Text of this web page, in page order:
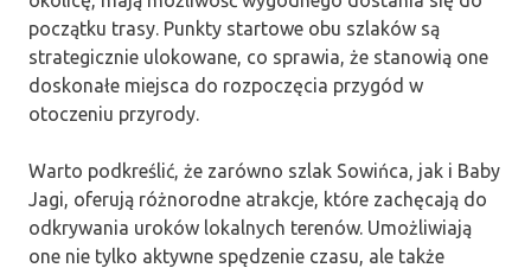
początku trasy. Punkty startowe obu szlaków są
strategicznie ulokowane, co sprawia, że stanowią one
doskonałe miejsca do rozpoczęcia przygód w
otoczeniu przyrody.
Warto podkreślić, że zarówno szlak Sowińca, jak i Baby
Jagi, oferują różnorodne atrakcje, które zachęcają do
odkrywania uroków lokalnych terenów. Umożliwiają
one nie tylko aktywne spędzenie czasu, ale także